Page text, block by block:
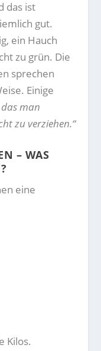
das ist
gut.
ein Hauch
zu grün. Die
sprechen
Einige
man
zu verziehen.“
– WAS
eine
Kilos.